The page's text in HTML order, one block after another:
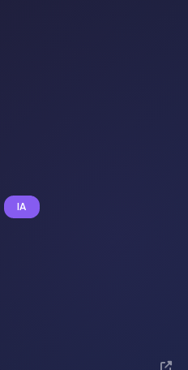
IA